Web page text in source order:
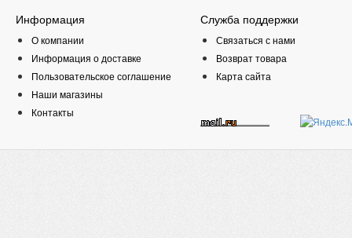
Информация
О компании
Информация о доставке
Пользовательское соглашение
Наши магазины
Контакты
Служба поддержки
Связаться с нами
Возврат товара
Карта сайта